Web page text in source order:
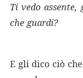
Ti vedo assente,
che guardi?
E gli dico ciò